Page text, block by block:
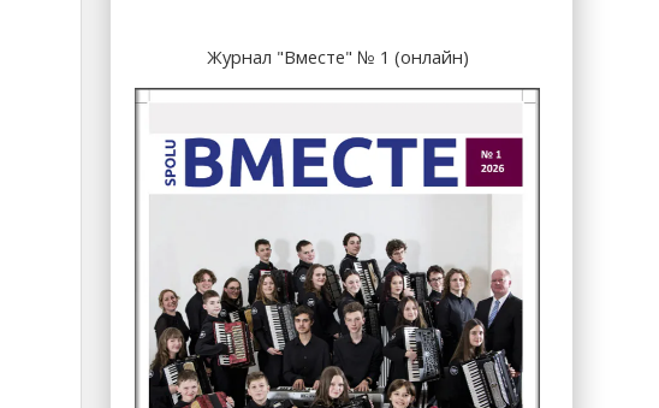
Журнал "Вместе" № 1 (онлайн)